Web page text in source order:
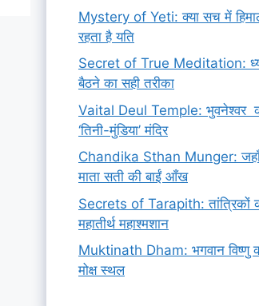
Mystery of Yeti: क्या सच में
रहता है यति
Secret of True Meditation:
बैठने का सही तरीका
Vaital Deul Temple: भुवनेश्वर
‘तिनी-मुंडिया’ मंदिर
Chandika Sthan Munger: जहाँ
माता सती की बाईं आँख
Secrets of Tarapith: तांत्रिकों
महातीर्थ महाश्मशान
Muktinath Dham: भगवान विष्णु
मोक्ष स्थल